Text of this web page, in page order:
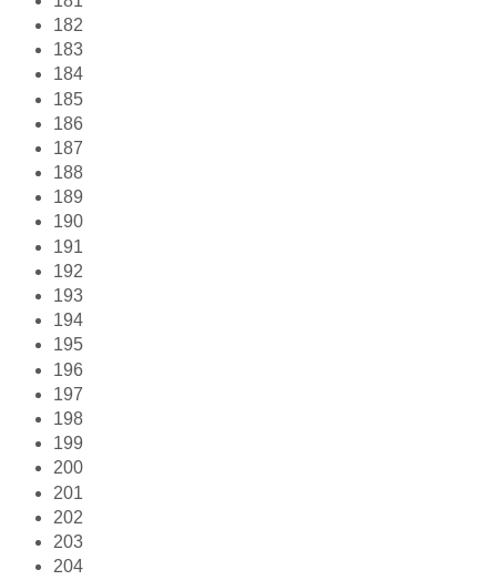
182
183
184
185
186
187
188
189
190
191
192
193
194
195
196
197
198
199
200
201
202
203
204